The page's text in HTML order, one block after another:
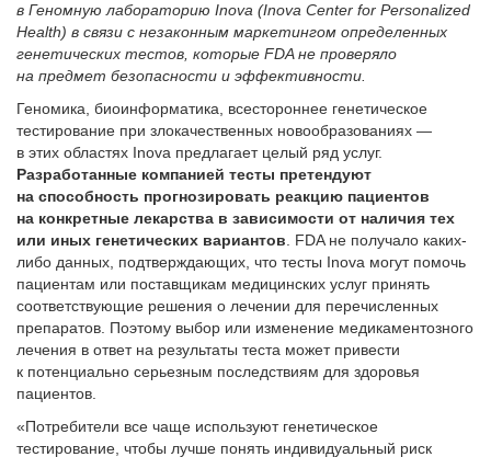
в Геномную лабораторию Inova (Inova Center for Personalized
Health) в связи с незаконным маркетингом определенных
генетических тестов, которые FDA не проверяло
на предмет безопасности и эффективности.
Геномика, биоинформатика, всестороннее генетическое
тестирование при злокачественных новообразованиях —
в этих областях Inova предлагает целый ряд услуг.
Разработанные компанией тесты претендуют
на способность прогнозировать реакцию пациентов
на конкретные лекарства в зависимости от наличия тех
или иных генетических вариантов . FDA не получало каких-
либо данных, подтверждающих, что тесты Inova могут помочь
пациентам или поставщикам медицинских услуг принять
соответствующие решения о лечении для перечисленных
препаратов. Поэтому выбор или изменение медикаментозного
лечения в ответ на результаты теста может привести
к потенциально серьезным последствиям для здоровья
пациентов.
«Потребители все чаще используют генетическое
тестирование, чтобы лучше понять индивидуальный риск